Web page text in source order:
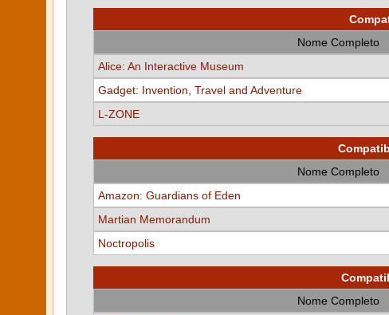
Nome Completo
Alice: An Interactive Museum
Gadget: Invention, Travel and Adventure
L-ZONE
Nome Completo
Amazon: Guardians of Eden
Martian Memorandum
Noctropolis
Nome Completo